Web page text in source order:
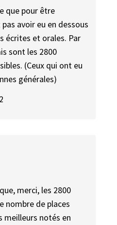
que pour être
avoir eu en dessous
écrites et orales. Par
sont les 2800
(Ceux qui ont eu
générales)
merci, les 2800
nombre de places
meilleurs notés en